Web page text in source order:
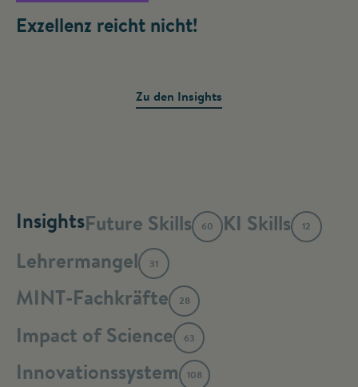
Exzellenz reicht nicht!
Zu den Insights
InsightsFuture Skills 60 KI Skills 12
Lehrermangel 31
MINT-Fachkräfte 28
Impact of Science 63
Innovationssystem 108